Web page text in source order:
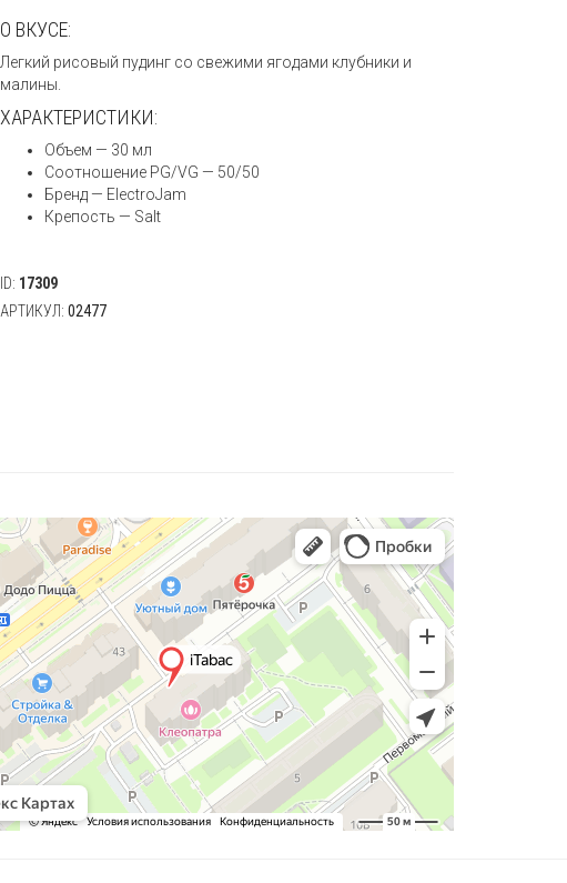
О ВКУСЕ:
Легкий рисовый пудинг со свежими ягодами клубники и
малины.
ХАРАКТЕРИСТИКИ:
Объем — 30 мл
Соотношение PG/VG — 50/50
Бренд — ElectroJam
Крепость — Salt
ID: 17309
АРТИКУЛ:02477